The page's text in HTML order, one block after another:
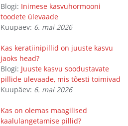
Blogi: Inimese kasvuhormooni
toodete ülevaade
Kuupäev: 6. mai 2026
Kas keratiinipillid on juuste kasvu
jaoks head?
Blogi: Juuste kasvu soodustavate
pillide ülevaade, mis tõesti toimivad
Kuupäev: 6. mai 2026
Kas on olemas maagilised
kaalulangetamise pillid?